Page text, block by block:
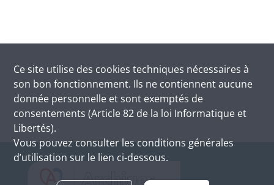
Ce site utilise des cookies techniques nécessaires à
son bon fonctionnement. Ils ne contiennent aucune
donnée personnelle et sont exemptés de
consentements (Article 82 de la loi Informatique et
Libertés).
Vous pouvez consulter les conditions générales
d’utilisation sur le lien ci-dessous.